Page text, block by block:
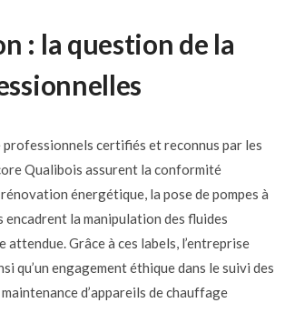
: la question de la
certifiés et reconnus par les
Qualibois assurent la conformité
énergétique, la pose de pompes à
encadrent la manipulation des fluides
Grâce à ces labels, l’entreprise
qu’un engagement éthique dans le suivi des
d’appareils de chauffage